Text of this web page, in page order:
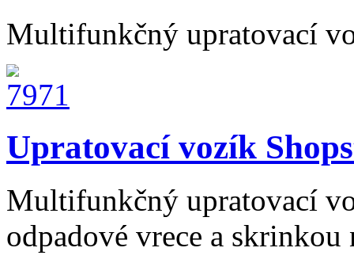
Multifunkčný upratovací
Upratovací vozík
Multifunkčný upratovací
odpadové vrece a